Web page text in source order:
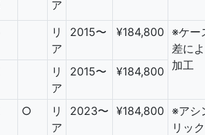
ア
リ
ア
2015〜 ¥184,800
※ケー
差に
加工
リ
ア
2015〜 ¥184,800
○
リ
ア
2023〜 ¥184,800
※アシ
リッ